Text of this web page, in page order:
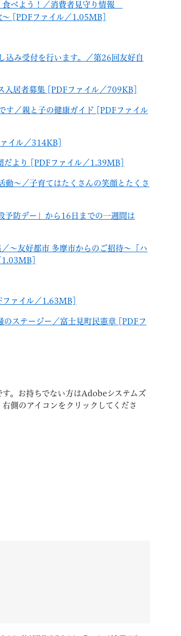
食べよう！／消費者見守り情報
[PDFファイル／1.05MB]
込み受付を行います。／第26回友好自
入居者募集 [PDFファイル／709KB]
す／親と子の健康ガイド [PDFファイル
イル／314KB]
だより [PDFファイル／1.39MB]
～／子育てはたくさんの笑顔とたくさ
予防デー」から16日までの一週間は
～友好都市 多摩市からのご招待～「ハ
ァイル／1.63MB]
ステージー／富士見町民憲章 [PDFフ
。お持ちでない方はAdobeシステムズ
側のアイコンをクリックしてくださ